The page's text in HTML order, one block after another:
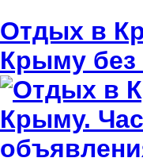
Отдых в
Крыму без